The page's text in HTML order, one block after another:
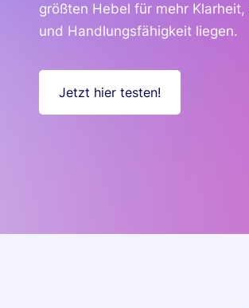
größten Hebel für mehr
und Handlungsfähigkeit liegen.
Jetzt hier testen!